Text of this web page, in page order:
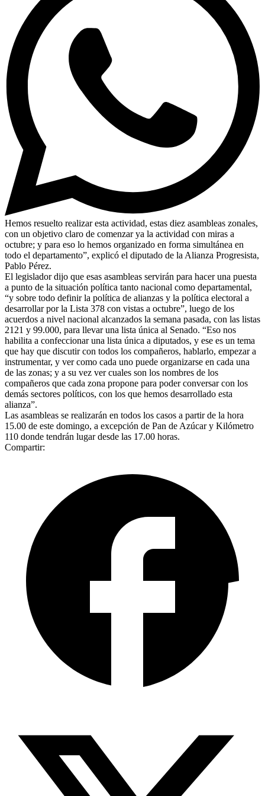
Hemos resuelto realizar esta actividad, estas diez asambleas zonales,
con un objetivo claro de comenzar ya la actividad con miras a
octubre; y para eso lo hemos organizado en forma simultánea en
todo el departamento”, explicó el diputado de la Alianza Progresista,
Pablo Pérez.
El legislador dijo que esas asambleas servirán para hacer una puesta
a punto de la situación política tanto nacional como departamental,
“y sobre todo definir la política de alianzas y la política electoral a
desarrollar por la Lista 378 con vistas a octubre”, luego de los
acuerdos a nivel nacional alcanzados la semana pasada, con las listas
2121 y 99.000, para llevar una lista única al Senado. “Eso nos
habilita a confeccionar una lista única a diputados, y ese es un tema
que hay que discutir con todos los compañeros, hablarlo, empezar a
instrumentar, y ver como cada uno puede organizarse en cada una
de las zonas; y a su vez ver cuales son los nombres de los
compañeros que cada zona propone para poder conversar con los
demás sectores políticos, con los que hemos desarrollado esta
alianza”.
Las asambleas se realizarán en todos los casos a partir de la hora
15.00 de este domingo, a excepción de Pan de Azúcar y Kilómetro
110 donde tendrán lugar desde las 17.00 horas.
Compartir: